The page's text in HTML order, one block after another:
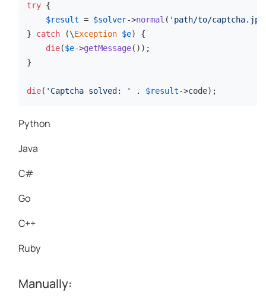
try {
$result = $solver->normal ( 'path/to/
} catch (\Exception $e) {
die($e->getMessage());
}
die( 'Captcha solved: ' . $result->code);
Python
Java
C#
Go
C++
Ruby
Manually: